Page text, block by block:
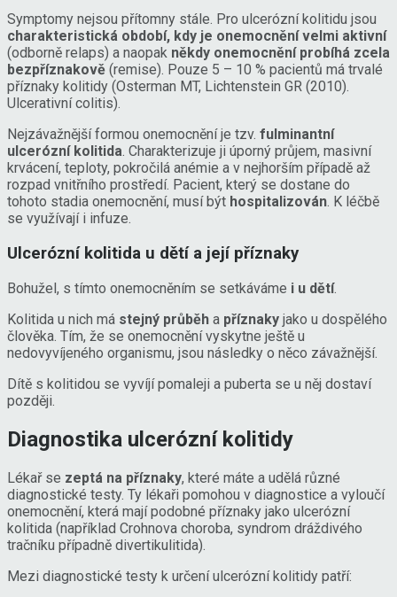
Symptomy nejsou přítomny stále. Pro ulcerózní kolitidu jsou
charakteristická období, kdy je onemocnění velmi aktivní
(odborně relaps) a naopak někdy onemocnění probíhá zcela
bezpříznakově (remise). Pouze 5 – 10 % pacientů má trvalé
příznaky kolitidy (Osterman MT, Lichtenstein GR (2010).
Ulcerativní colitis).
Nejzávažnější formou onemocnění je tzv. fulminantní
ulcerózní kolitida. Charakterizuje ji úporný průjem, masivní
krvácení, teploty, pokročilá anémie a v nejhorším případě až
rozpad vnitřního prostředí. Pacient, který se dostane do
tohoto stadia onemocnění, musí být hospitalizován. K léčbě
se využívají i infuze.
Ulcerózní kolitida u dětí a její příznaky
Bohužel, s tímto onemocněním se setkáváme i u dětí.
Kolitida u nich má stejný průběh a příznaky jako u dospělého
člověka. Tím, že se onemocnění vyskytne ještě u
nedovyvíjeného organismu, jsou následky o něco závažnější.
Dítě s kolitidou se vyvíjí pomaleji a puberta se u něj dostaví
později.
Diagnostika ulcerózní kolitidy
Lékař se zeptá na příznaky, které máte a udělá různé
diagnostické testy. Ty lékaři pomohou v diagnostice a vyloučí
onemocnění, která mají podobné příznaky jako ulcerózní
kolitida (například Crohnova choroba, syndrom dráždivého
tračníku případně divertikulitida).
Mezi diagnostické testy k určení ulcerózní kolitidy patří: